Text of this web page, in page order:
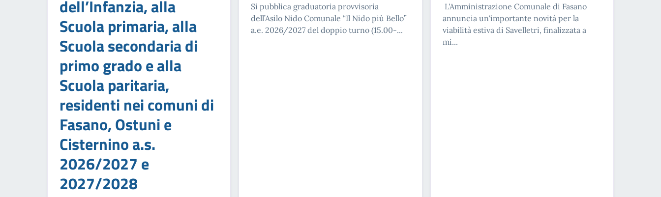
dell’Infanzia, alla
Scuola primaria, alla
Scuola secondaria di
primo grado e alla
Scuola paritaria,
residenti nei comuni di
Fasano, Ostuni e
Cisternino a.s.
2026/2027 e
2027/2028
Si pubblica graduatoria provvisoria
dell’Asilo Nido Comunale “Il Nido più Bello”
a.e. 2026/2027 del doppio turno (15.00-...
L'Amministrazione Comunale di Fasano
annuncia un'importante novità per la
viabilità estiva di Savelletri, finalizzata a
mi...